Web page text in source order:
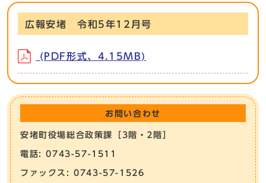
広報安堵 令和5年12月号
(PDF形式、4.15MB)
お問い合わせ
安堵町役場総合政策課［3階・2階］
電話: 0743-57-1511
ファックス: 0743-57-1526